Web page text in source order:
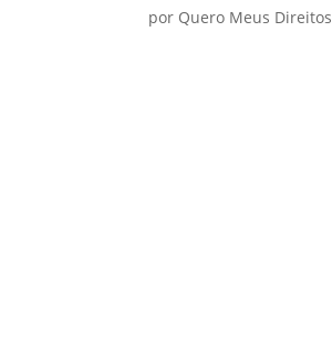
por Quero Meus Direitos